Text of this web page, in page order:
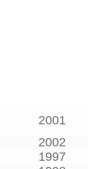
2001
2002
1997